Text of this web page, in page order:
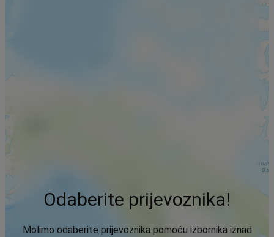
Odaberite prijevoznika!
Molimo odaberite prijevoznika pomoću izbornika iznad